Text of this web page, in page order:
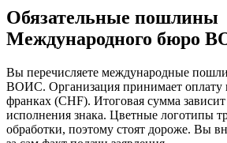
Обязательные пошлины
Международного бюро
Вы перечисляете международные
ВОИС. Организация принимает оплату
франках (CHF). Итоговая сумма зависит
исполнения знака. Цветные логотипы
обработки, поэтому стоят дороже. Вы